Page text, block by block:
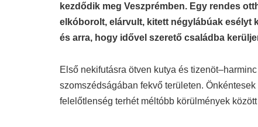
kezdődik meg Veszprémben. Egy rendes
elkóborolt, elárvult, kitett négylábúak esélyt
és arra, hogy idővel szerető családba
Első nekifutásra ötven kutya és
szomszédságában fekvő területen.
felelőtlenség terhét méltóbb körülmények